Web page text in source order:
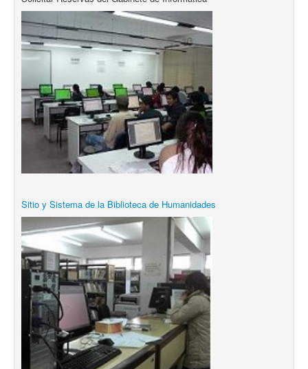
Sitio y Sistema de la Biblioteca de Humanidades